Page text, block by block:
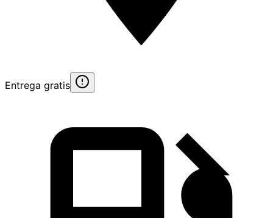
Entrega gratis